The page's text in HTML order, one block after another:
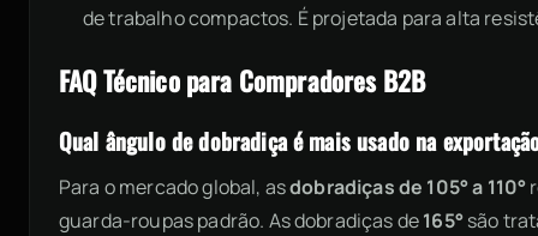
de trabalho compactos. É projetada para alta
FAQ Técnico para Compradores B2B
Qual ângulo de dobradiça é mais usado na
Para o mercado global, asdobradiças de 105° a 110°
guarda-roupas padrão. As dobradiças de165°são